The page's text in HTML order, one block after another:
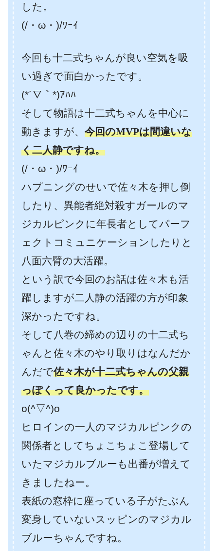
した。
(/・ω・)/ﾜｰｲ
今回も十二式ちゃんが良い空気を吸
い過ぎで面白かったです。
(*´∇｀*)ｱﾊﾊ
そして物語は十二式ちゃんを中心に
動きますが、 今回のMVPは間違いな
く二人静ですね。
(/・ω・)/ﾜｰｲ
ハプニングのせいで佐々木を押し倒
したり、異能者絶対殺すガールのマ
ジカルピンクに年長者としてパーフ
ェクトコミュニケーションしたりと
八面六臂の大活躍。
という訳で今回のお話は佐々木も活
躍しますが二人静の活躍の方が印象
深かったですね。
そして八巻の締めの辺りの十二式ち
ゃんと佐々木のやり取りはなんだか
んだで佐々木が十二式ちゃんの父親
っぽくって良かったです。
o(^▽^)o
ヒロインの一人のマジカルピンクの
関係者としてちょこちょこ登場して
いたマジカルブルーも出番が増えて
きましたねー。
表紙の窓枠に座っている子がたぶん
変身していないスッピンのマジカル
ブルーちゃんですね。